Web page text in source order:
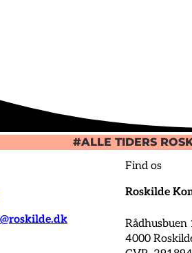
#ALLE TIDERS
Find os
Roskilde
Rådhusbuen
4000